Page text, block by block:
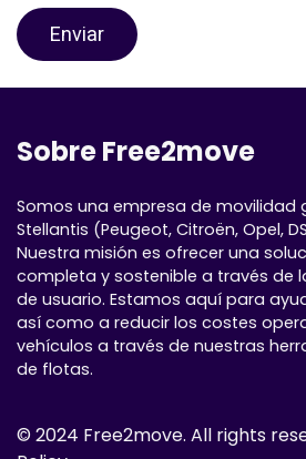
Enviar
Sobre Free2move
Somos una empresa de movilidad
Stellantis (Peugeot, Citroën, Opel,
Nuestra misión es ofrecer una
completa y sostenible a través de
de usuario. Estamos aquí para
así como a reducir los costes
vehículos a través de nuestras
de flotas.
© 2024 Free2move. All rights